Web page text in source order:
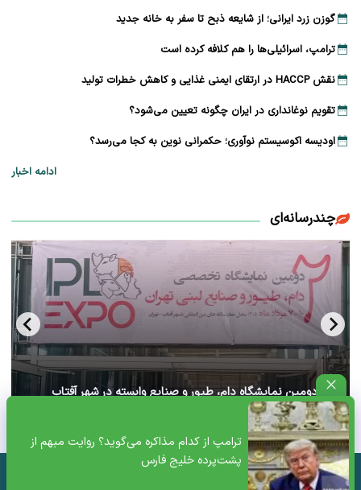
ترامپ از کدام مذاکره می‌گوید؟ روایت مبهم از
پشت‌پرده خلیج فارس
گوزن زرد ایرانی؛ از شایعه ذبح تا سفر به خانه جدید
ترامپ، اسرائیلی‌ها را هم کلافه کرده است
نقش HACCP در ارتقای ایمنی غذایی و کاهش خطرات تولید
تقویم نوغانداری در ایران چگونه تعیین می‌شود؟
اودیسه اکوسیستم نوآوری؛ حکمرانی نوین به کجا می‌رسد؟
ادامه اخبار
چندرسانه‌ای
آغاز دومین نمایشگاه دام، طیور و صنایع وابسته در شهر آفتاب
تهران+ ویدئو